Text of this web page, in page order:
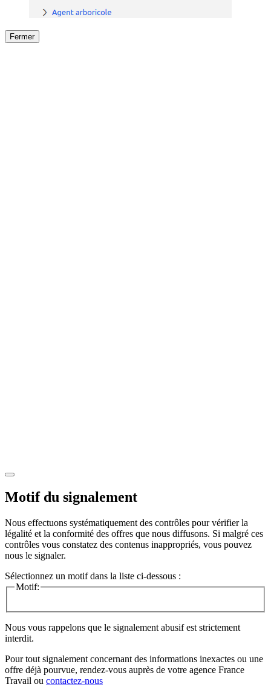
Fermer
Motif du signalement
Nous effectuons systématiquement des contrôles pour vérifier la
légalité et la conformité des offres que nous diffusons. Si malgré ces
contrôles vous constatez des contenus inappropriés, vous pouvez
nous le signaler.
Sélectionnez un motif dans la liste ci-dessous :
Motif:
Nous vous rappelons que le signalement abusif est strictement
interdit.
Pour tout signalement concernant des informations inexactes ou une
offre déjà pourvue, rendez-vous auprès de votre agence France
Travail ou contactez-nous